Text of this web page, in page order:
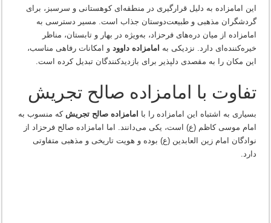
این امامزاده به دلیل قرارگیری در منطقه‌ای کوهستانی و سرسبز، برای
گردشگران مذهبی و طبیعت‌دوستان جذاب است. مسیر دسترسی به
امامزاده از میان دره‌های فرحزاد، به‌ویژه در بهار و تابستان، مناظر
خیره‌کننده‌ای دارد. نزدیکی به امامزاده داوود و امکانات رفاهی مناسب،
این مکان را به مقصدی دلپذیر برای بازدیدکنندگان تبدیل کرده است.
تفاوت با امامزاده صالح تجریش
بسیاری به اشتباه این امامزاده را با امامزاده صالح تجریش که منسوب به
امام موسی کاظم (ع) است، یکی می‌دانند. اما امامزاده صالح فرحزاد از
نوادگان امام زین العابدین (ع) بوده و هویت تاریخی و مذهبی متفاوتی
دارد.